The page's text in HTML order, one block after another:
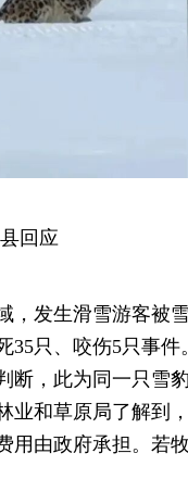
回应
，发生滑雪游客被
35只、咬伤5只事
断，此为同一只雪
业和草原局了解到
用由政府承担。若